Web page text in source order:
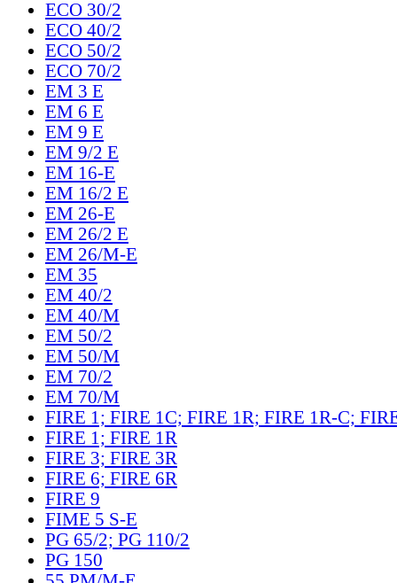
ECO 30/2
ECO 40/2
ECO 50/2
ECO 70/2
EM 3 E
EM 6 E
EM 9 E
EM 9/2 E
EM 16-E
EM 16/2 E
EM 26-E
EM 26/2 E
EM 26/M-E
EM 35
EM 40/2
EM 40/M
EM 50/2
EM 50/M
EM 70/2
EM 70/M
FIRE 1; FIRE 1C; FIRE 1R; FIRE 1R-C;
FIRE 1; FIRE 1R
FIRE 3; FIRE 3R
FIRE 6; FIRE 6R
FIRE 9
FIME 5 S-E
PG 65/2; PG 110/2
PG 150